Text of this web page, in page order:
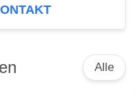
Alle